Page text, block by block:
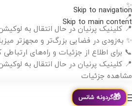
Skip to navigation
Skip to main content
✨
📍
📍 کلینیک پرنیان در حال انتقال به
✨ به‌زودی در فضایی بزرگ‌تر و مجهزتر
📞 برای اطلاع از جزئیات و راه‌های
📍 کلینیک پرنیان در حال انتقال به
مشاهده جزئیات
🎁گردونه شانس